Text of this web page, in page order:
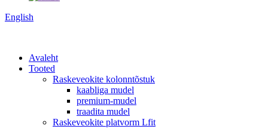
English
Avaleht
Tooted
Raskeveokite kolonntõstuk
kaabliga mudel
premium-mudel
traadita mudel
Raskeveokite platvorm Lfit